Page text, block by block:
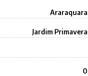
Araraquara
Jardim Primavera
0